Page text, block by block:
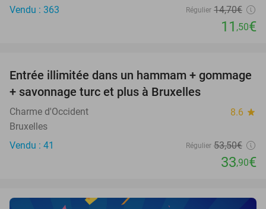
Vendu : 363
Régulier 14,70€
11 ,50€
37%
Entrée illimitée dans un hammam + gommage
+ savonnage turc et plus à Bruxelles
Charme d'Occident 8.6 star
Bruxelles
Vendu : 41
Régulier 53,50€
33,90€